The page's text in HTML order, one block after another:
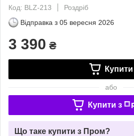
Код: BLZ-213
Роздріб
Відправка з 05 вересня 2026
3 390 ₴
Купити
або
Купити з
Що таке купити з Пром?